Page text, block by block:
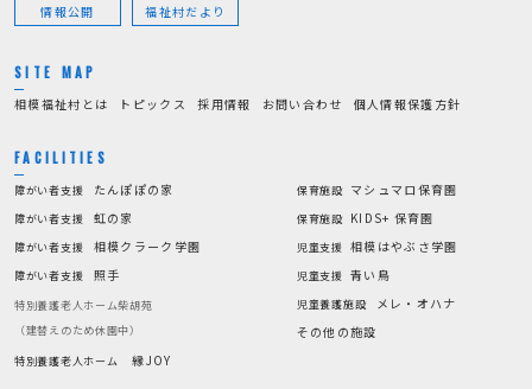
情報公開 福祉村だより
SITE MAP
相模福祉村とは トピックス 採用情報 お問い合わせ 個人情報保護方針
FACILITIES
障がい者支援 たんぽぽの家
障がい者支援 虹の家
障がい者支援 相模クラーク学園
障がい者支援 照手
特別養護老人ホーム柴胡苑
（建替えのため休園中）
特別養護老人ホーム
縁JOY
保育施設 マシュマロ保育園
保育施設 KIDS+ 保育園
児童支援 相模はやぶさ学園
児童支援 青い鳥
児童養護施設
メレ・オハナ
その他の施設